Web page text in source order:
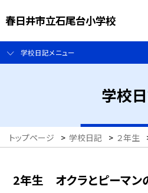
春日井市立石尾台小学校
学校日記メニュー
学校
トップページ > 学校日記 > ２年生
2年生 オクラとピーマン